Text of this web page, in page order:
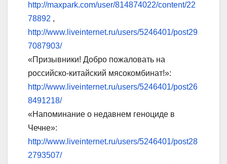
http://maxpark.com/user/814874022/content/22
78892 ,
http://www.liveinternet.ru/users/5246401/post29
7087903/
«Призывники! Добро пожаловать на
российско-китайский мясокомбинат!»:
http://www.liveinternet.ru/users/5246401/post26
8491218/
«Напоминание о недавнем геноциде в
Чечне»:
http://www.liveinternet.ru/users/5246401/post28
2793507/